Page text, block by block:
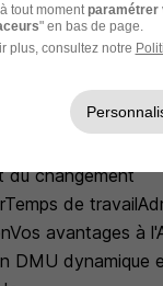
décisions
et règlementaire
du changement
de
avantages à
DMU dynamique
tout moment paramétrer
" en bas de page.
plus, consultez notre